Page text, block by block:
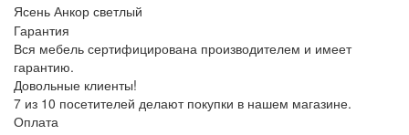
Ясень Анкор светлый
Гарантия
Вся мебель сертифицирована производителем и имеет
гарантию.
Довольные клиенты!
7 из 10 посетителей делают покупки в нашем магазине.
Оплата